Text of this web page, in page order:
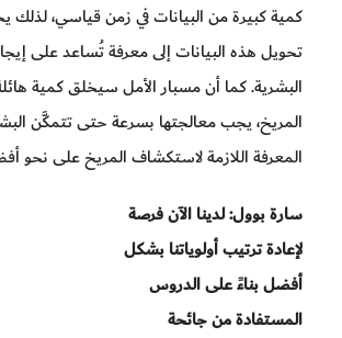
كمية كبيرة من البيانات في زمن قياسي،
تحويل هذه البيانات إلى معرفة تُساعد على
البشرية. كما أن مسبار الأمل سيخلق كمية
المريخ، يجب معالجتها بسرعة حتى تتمكَّن
المعرفة اللازمة لاستكشاف المريخ على نحو
سارة بوول: لدينا الآن فرصة
لإعادة ترتيب أولوياتنا بشكل
أفضل بناءً على الدروس
المستفادة من جائحة